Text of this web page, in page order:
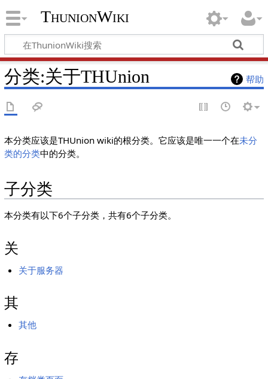
ThunionWiki
帮助
分类:关于THUnion
本分类应该是THUnion wiki的根分类。它应该是唯一一个在未分
类的分类中的分类。
子分类
本分类有以下6个子分类，共有6个子分类。
关
关于服务器
其
其他
存